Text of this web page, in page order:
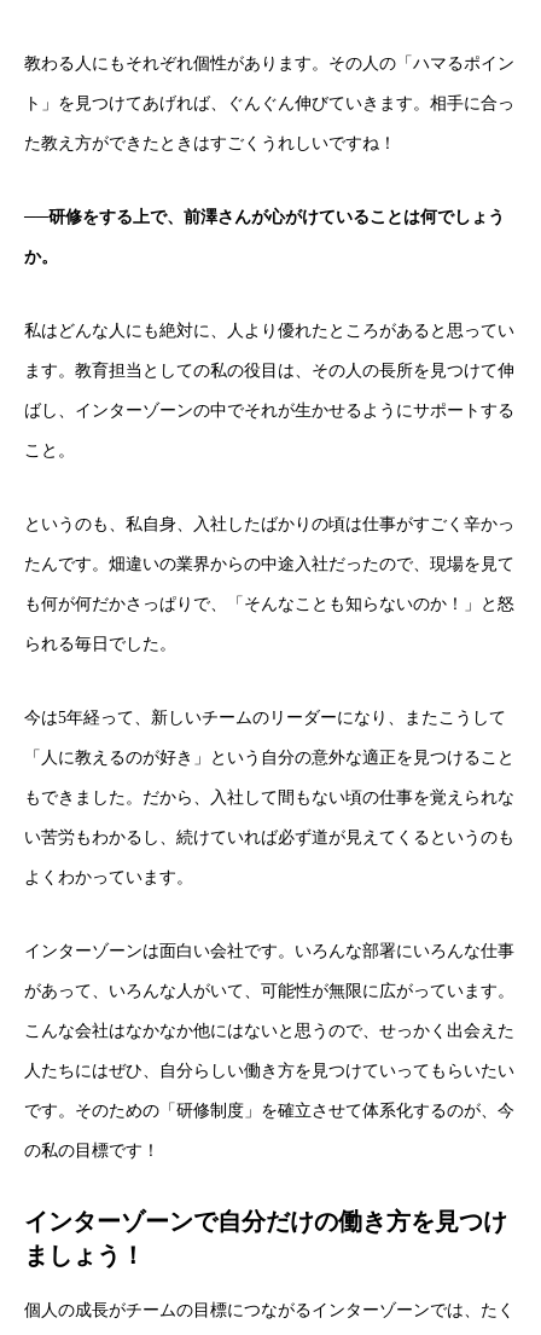
求人情報
教わる人にもそれぞれ個性があります。その人の「ハマるポイン
ト」を見つけてあげれば、ぐんぐん伸びていきます。相手に合っ
た教え方ができたときはすごくうれしいですね！
──研修をする上で、前澤さんが心がけていることは何でしょう
か。
私はどんな人にも絶対に、人より優れたところがあると思ってい
ます。教育担当としての私の役目は、その人の長所を見つけて伸
ばし、インターゾーンの中でそれが生かせるようにサポートする
こと。
というのも、私自身、入社したばかりの頃は仕事がすごく辛かっ
たんです。畑違いの業界からの中途入社だったので、現場を見て
も何が何だかさっぱりで、「そんなことも知らないのか！」と怒
られる毎日でした。
今は5年経って、新しいチームのリーダーになり、またこうして
「人に教えるのが好き」という自分の意外な適正を見つけること
もできました。だから、入社して間もない頃の仕事を覚えられな
い苦労もわかるし、続けていれば必ず道が見えてくるというのも
よくわかっています。
インターゾーンは面白い会社です。いろんな部署にいろんな仕事
があって、いろんな人がいて、可能性が無限に広がっています。
こんな会社はなかなか他にはないと思うので、せっかく出会えた
人たちにはぜひ、自分らしい働き方を見つけていってもらいたい
です。そのための「研修制度」を確立させて体系化するのが、今
の私の目標です！
インターゾーンで自分だけの働き方を見つけ
ましょう！
個人の成長がチームの目標につながるインターゾーンでは、たく